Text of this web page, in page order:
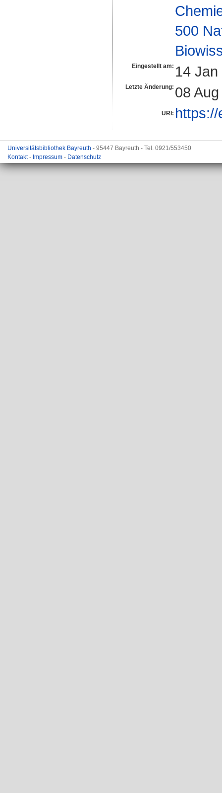
500
Eingestellt am: 14
Letzte Änderung: 08
URI:
Universitätsbibliothek Bayreuth - 95447 Bayreuth - Tel. 0921/553450
Kontakt- Impressum - Datenschutz